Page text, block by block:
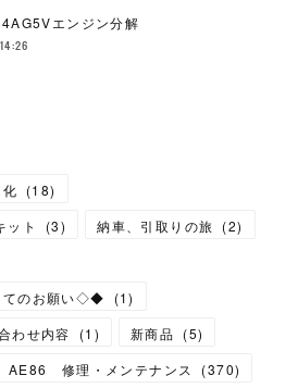
エンジン分解
(18)
ット
(3) 納車、引取りの旅 (2)
てのお願い◇◆
(1)
わせ内容
(1 ) 新商品 (5)
AE86 修理・メンテナンス (370)